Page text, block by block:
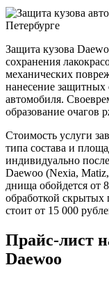
Защита кузова
сохранения
механических
нанесение защитных
автомобиля.
образование очагов
Стоимость услуги
типа состава и
индивидуально
Daewoo (Nexia,
днища обойдется от
обработкой скрытых
стоит от 15 000
Прайс-лист
Daewoo